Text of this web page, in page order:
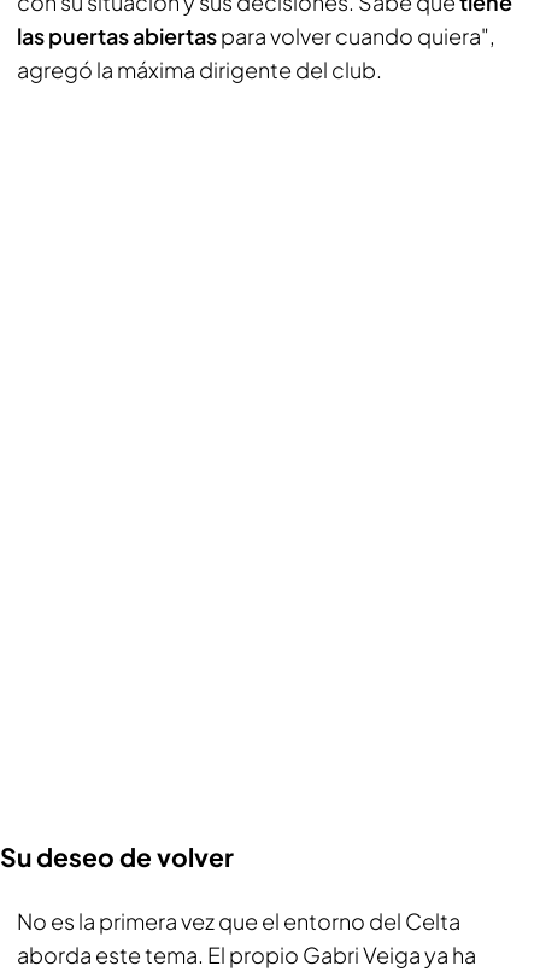
las puertas abiertaspara volver cuando quiera",
agregó la máxima dirigente del club.
Su deseo de volver
No es la primera vez que el entorno del Celta
aborda este tema. El propio Gabri Veiga ya ha